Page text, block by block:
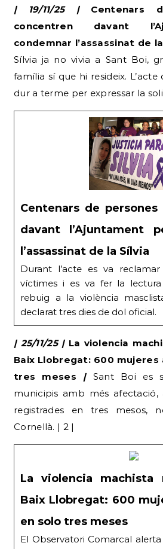
| 19/11/25 | Centenars
concentren davant
condemnar l’assassinat de
Sílvia ja no vivia a Sant Boi,
família sí que hi resideix.
dur a terme per expressar la
Centenars de
davant l’Ajuntament
l’assassinat de la Sílvia
Durant l’acte es va
víctimes i es va fer la lectura
rebuig a la violència
declarat tres dies de dol oficial.
| 25/11/25 | La violencia
Baix Llobregat: 600 mujeres
tres meses | Sant Boi es
municipis amb més afectació,
registrades en tres mesos,
Cornellà. | 2 |
La violencia machista
Baix Llobregat: 600
en solo tres meses
El Observatori Comarcal